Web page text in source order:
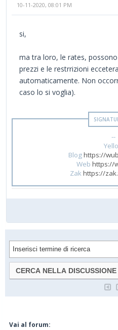
10-11-2020, 08:01 PM
si,
ma tra loro, le rates,
prezzi e le restrrizioni
automaticamente. Non
caso lo si voglia).
--
Bloghttps://
Web https://
Zak https://
Vai al forum: